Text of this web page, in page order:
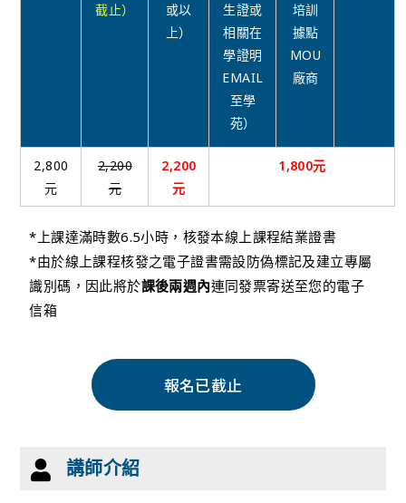
截止）
或以
上）
生證或
相關在
學證明
EMAIL
至學
苑）
培訓
據點
MOU
廠商
2,800
元
2,200
元
2,200
元
1,800元
*上課達滿時數6.5小時，核發本線上課程結業證書
*由於線上課程核發之電子證書需設防偽標記及建立專屬
識別碼，因此將於課後兩週內連同發票寄送至您的電子
信箱
報名已截止
講師介紹